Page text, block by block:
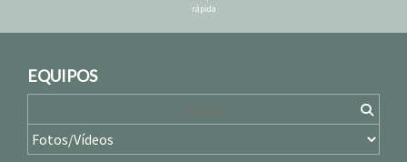
rápida
EQUIPOS